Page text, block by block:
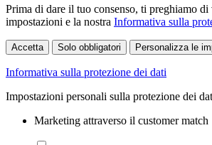
Prima di dare il tuo consenso, ti preghiamo
impostazioni e la nostra Informativa sulla
Accetta Solo obbligatori Personalizza le
Informativa sulla protezione dei dati
Impostazioni personali sulla protezione dei
Marketing attraverso il customer match